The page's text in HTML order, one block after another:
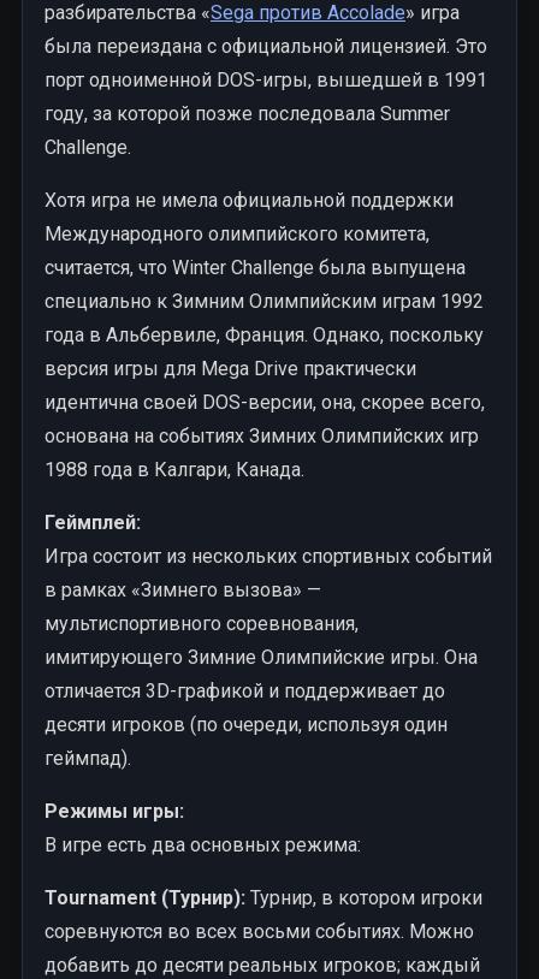
разбирательства «Sega против Accolade» игра
была переиздана с официальной лицензией. Это
порт одноименной DOS-игры, вышедшей в 1991
году, за которой позже последовала Summer
Challenge.
Хотя игра не имела официальной поддержки
Международного олимпийского комитета,
считается, что Winter Challenge была выпущена
специально к Зимним Олимпийским играм 1992
года в Альбервиле, Франция. Однако, поскольку
версия игры для Mega Drive практически
идентична своей DOS-версии, она, скорее всего,
основана на событиях Зимних Олимпийских игр
1988 года в Калгари, Канада.
Геймплей:
Игра состоит из нескольких спортивных событий
в рамках «Зимнего вызова» —
мультиспортивного соревнования,
имитирующего Зимние Олимпийские игры. Она
отличается 3D-графикой и поддерживает до
десяти игроков (по очереди, используя один
геймпад).
Режимы игры:
В игре есть два основных режима:
Tournament (Турнир): Турнир, в котором игроки
соревнуются во всех восьми событиях. Можно
добавить до десяти реальных игроков; каждый